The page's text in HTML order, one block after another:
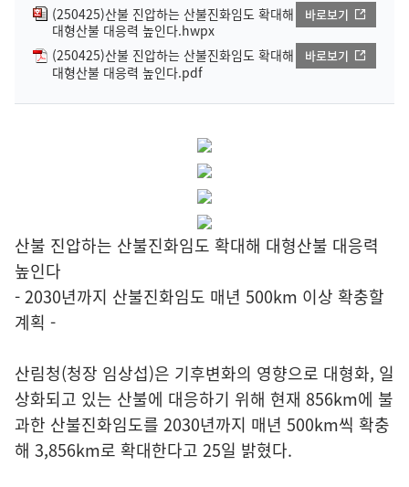
(250425)산불 진압하는 산불진화임도 확대해
대형산불 대응력 높인다.hwpx
바로보기
(250425)산불 진압하는 산불진화임도 확대해
대형산불 대응력 높인다.pdf
바로보기
산불 진압하는 산불진화임도 확대해 대형산불 대응력
높인다
- 2030년까지 산불진화임도 매년 500km 이상 확충할
계획 -
산림청(청장 임상섭)은 기후변화의 영향으로 대형화, 일
상화되고 있는 산불에 대응하기 위해 현재 856km에 불
과한 산불진화임도를 2030년까지 매년 500km씩 확충
해 3,856km로 확대한다고 25일 밝혔다.